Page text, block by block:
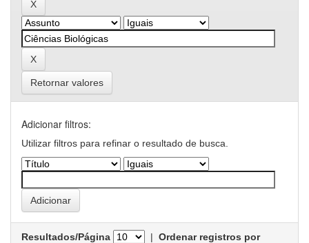
Retornar valores
Adicionar filtros:
Utilizar filtros para refinar o resultado de busca.
Resultados/Página | Ordenar registros por